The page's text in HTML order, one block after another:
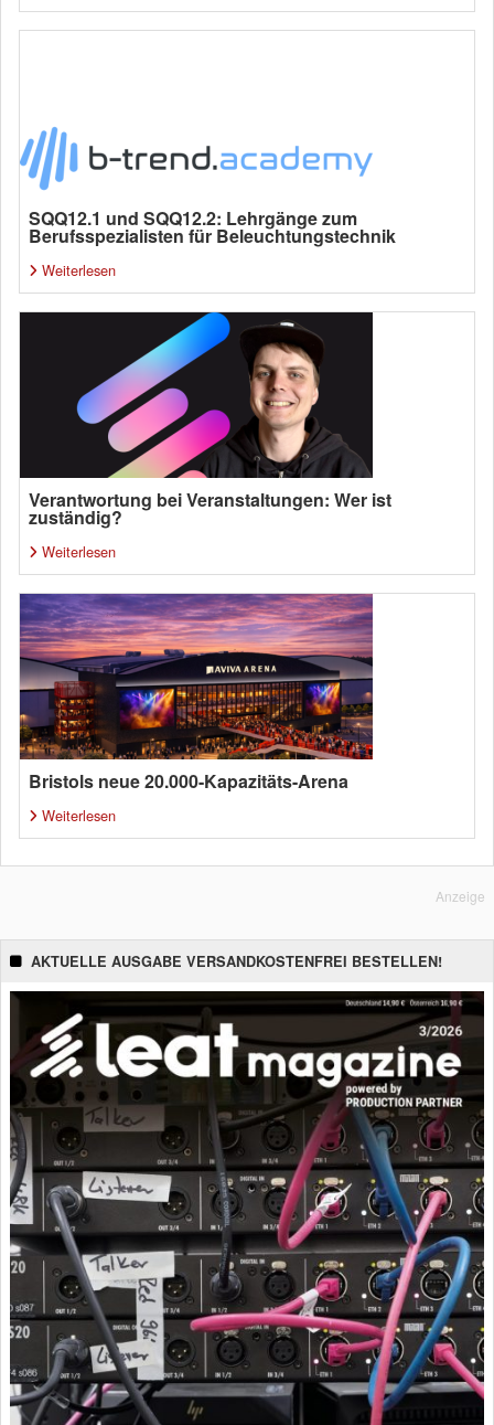
SQQ12.1 und SQQ12.2: Lehrgänge zum
Berufsspezialisten für Beleuchtungstechnik
Weiterlesen
Verantwortung bei Veranstaltungen: Wer ist
zuständig?
Weiterlesen
Bristols neue 20.000-Kapazitäts-Arena
Weiterlesen
Anzeige
AKTUELLE AUSGABE VERSANDKOSTENFREI BESTELLEN!